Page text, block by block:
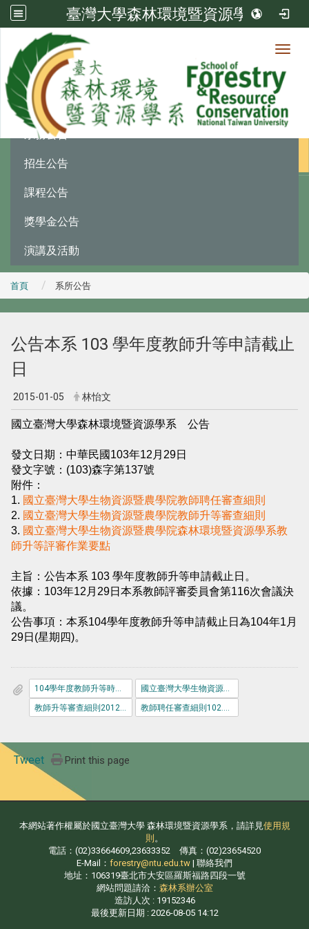
臺灣大學森林環境暨資源學系
最新消息
系務公告
招生公告
課程公告
獎學金公告
演講及活動
首頁 系所公告
公告本系 103 學年度教師升等申請截止
日
2015-01-05 林怡文
國立臺灣大學森林環境暨資源學系 公告
發文日期：中華民國103年12月29日
發文字號：(103)森字第137號
附件：
1. 國立臺灣大學生物資源暨農學院教師聘任審查細則
2. 國立臺灣大學生物資源暨農學院教師升等審查細則
3. 國立臺灣大學生物資源暨農學院森林環境暨資源學系教
師升等評審作業要點
主旨：公告本系 103 學年度教師升等申請截止日。
依據：103年12月29日本系教師評審委員會第116次會議決
議。
公告事項：本系104學年度教師升等申請截止日為104年1月
29日(星期四)。
104學年度教師升等時程公告.pdf
國立臺灣大學生物資源暨農學院森林環境暨資源學系教師升等評審作業要點-20110712版本.pdf
Tweet Print this page
本網站著作權屬於國立臺灣大學 森林環境暨資源學系，請詳見使用規
則 。
電話：(02)33664609,23633352 傳真：(02)23654520
E-Mail： forestry@ntu.edu.tw | 聯絡我們
地址：106319臺北市大安區羅斯福路四段一號
網站問題請洽： 森林系辦公室
造訪人次 : 19152346
最後更新日期 : 2026-08-05 14:12